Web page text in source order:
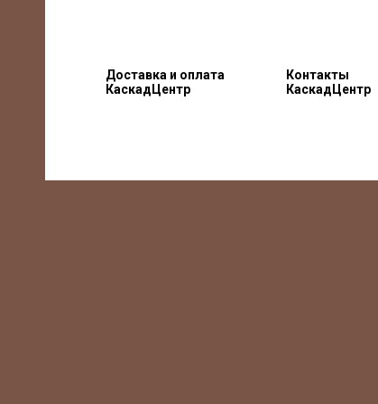
Доставка и оплата
КаскадЦентр
Контакты
КаскадЦентр